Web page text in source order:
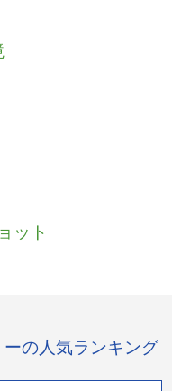
ット
ーの人気ランキング